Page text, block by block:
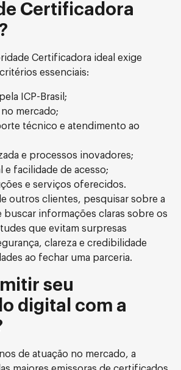
Certificadora
Certificadora ideal exige
essenciais:
ICP-Brasil;
mercado;
técnico e atendimento ao
e processos inovadores;
e facilidade de acesso;
e serviços oferecidos.
outros clientes, pesquisar sobre a
buscar informações claras sobre os
que evitam surpresas
clareza e credibilidade
ao fechar uma parceria.
seu
digital com a
de atuação no mercado, a